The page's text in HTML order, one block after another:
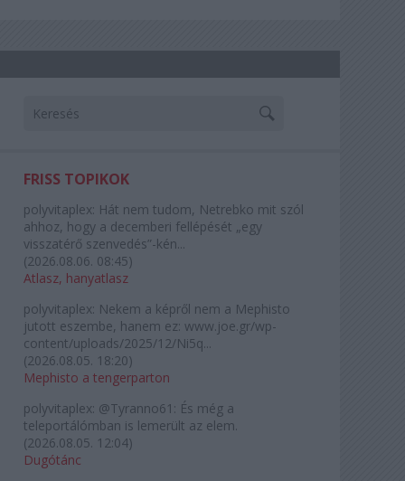
FRISS TOPIKOK
polyvitaplex: Hát nem tudom, Netrebko mit szól
ahhoz, hogy a decemberi fellépését „egy
visszatérő szenvedés”-kén...
(2026.08.06. 08:45)
Atlasz, hanyatlasz
polyvitaplex: Nekem a képről nem a Mephisto
jutott eszembe, hanem ez: www.joe.gr/wp-
content/uploads/2025/12/Ni5q...
(2026.08.05. 18:20)
Mephisto a tengerparton
polyvitaplex: @Tyranno61: És még a
teleportálómban is lemerült az elem.
(2026.08.05. 12:04)
Dugótánc